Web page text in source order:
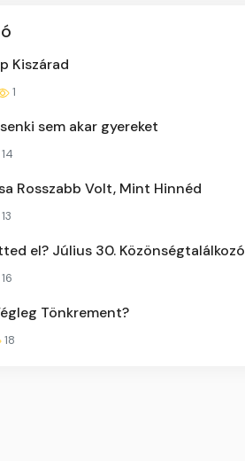
Kiszárad
1
sem akar gyereket
14
Rosszabb Volt, Mint Hinnéd
13
el? Július 30. Közönségtalálkozó
16
Tönkrement?
18